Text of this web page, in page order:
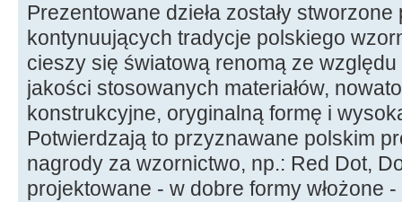
Prezentowane dzieła zostały
kontynuujących tradycje polskiego
cieszy się światową renomą ze
jakości stosowanych materiałów,
konstrukcyjne, oryginalną formę i
Potwierdzają to przyznawane polskim
nagrody za wzornictwo, np.: Red Dot,
projektowane - w dobre formy włożone